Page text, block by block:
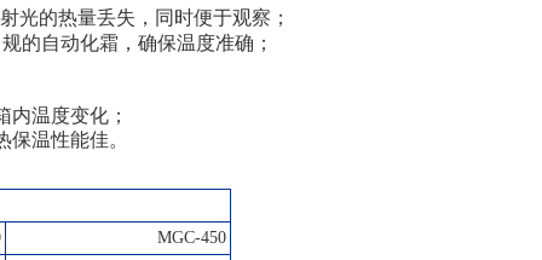
光的热量丢失，同时便于观察；
的自动化霜，确保温度准确；
温度变化；
温性能佳。
MGC-450